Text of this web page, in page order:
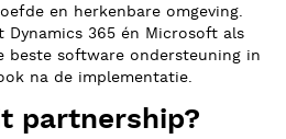
en herkenbare omgeving.
Dynamics 365 én Microsoft als
beste software ondersteuning in
na de implementatie.
partnership?